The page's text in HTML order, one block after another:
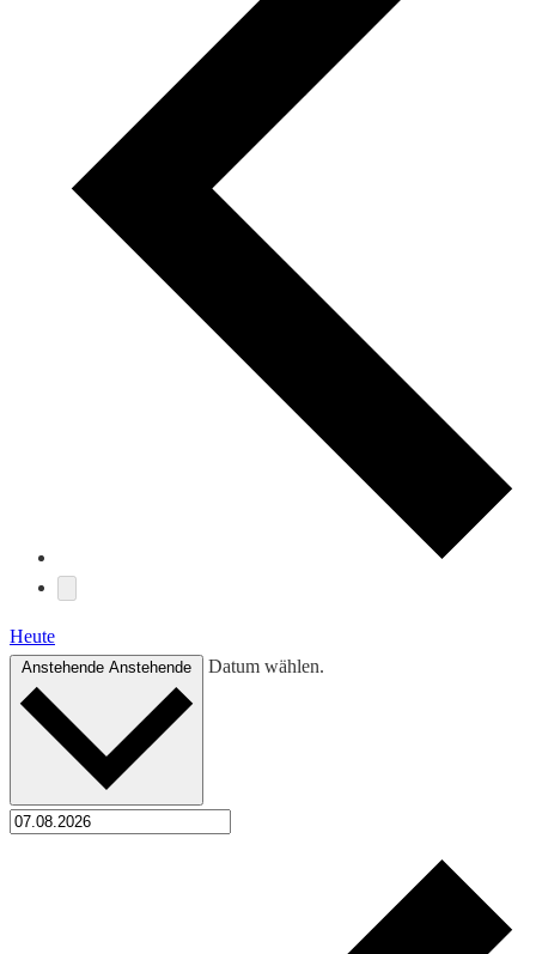
Heute
Anstehende Anstehende Datum wählen.